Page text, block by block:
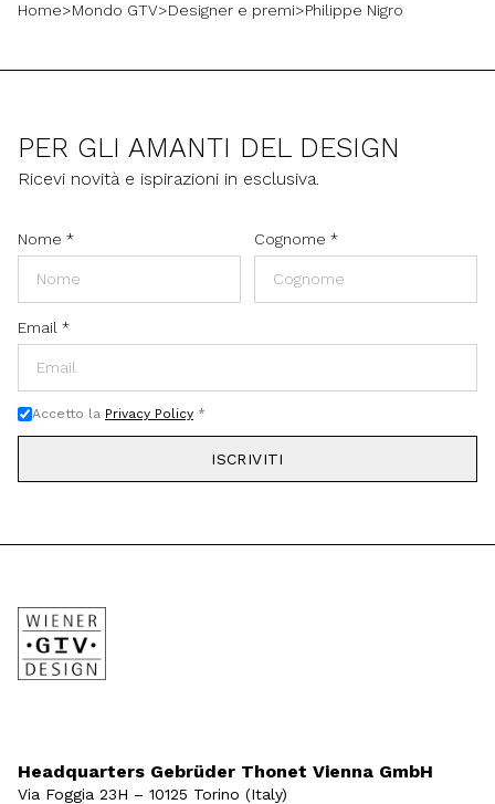
Home>Mondo GTV>Designer e premi>Philippe Nigro
PER GLI AMANTI DEL DESIGN
Ricevi novità e ispirazioni in esclusiva.
Nome * Cognome *
Email *
Accetto la Privacy Policy *
ISCRIVITI
Headquarters Gebrüder Thonet Vienna GmbH
Via Foggia 23H – 10125 Torino (Italy)